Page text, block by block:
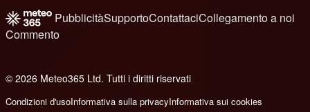
PubblicitàSupportoContattaciCollegamento a noi
Commento
© 2026 Meteo365 Ltd. Tutti i diritti riservati
Condizioni d'usoInformativa sulla privacyInformativa sui cookies